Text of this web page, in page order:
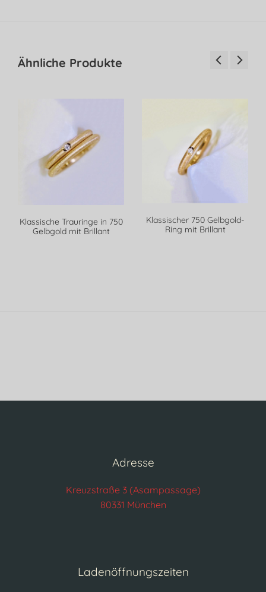
Ähnliche Produkte
Klassische Trauringe in 750
Gelbgold mit Brillant
Klassischer 750 Gelbgold-
Ring mit Brillant
Adresse
Kreuzstraße 3 (Asampassage)
80331 München
Ladenöffnungszeiten